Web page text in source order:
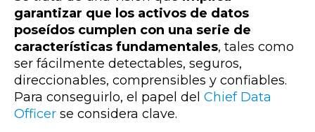
garantizar que los activos de datos
poseídos cumplen con una serie de
características fundamentales, tales como
ser fácilmente detectables, seguros,
direccionables, comprensibles y confiables.
Para conseguirlo, el papel del Chief Data
Officer se considera clave.